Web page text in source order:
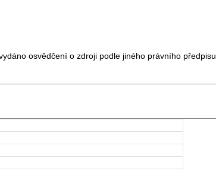
osvědčení o zdroji podle jiného právního předpisu,